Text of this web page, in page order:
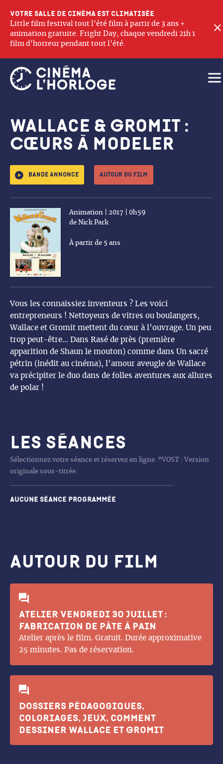
Votre salle de cinéma est climatisée
Little film festival tout l'été film à partir de 3 ans +
animation gratuite. Fright Day, chaque vendredi 21h 1
film d'horreur pendant tout l'été.
Wallace & Gromit :
Cœurs à modeler
Bande annonce Autour du film
Vous les connaissiez inventeurs ? Les voici
entrepreneurs ! Nettoyeurs de vitres ou boulangers,
Wallace et Gromit mettent du cœur à l’ouvrage. Un peu
trop peut-être… Dans Rasé de près (première
apparition de Shaun le mouton) comme dans Un sacré
pétrin (inédit au cinéma), l’amour aveugle de Wallace
va précipiter le duo dans de folles aventures aux allures
de polar !
Animation | 2017 | 0h59
de Nick Park
À partir de 5 ans
Les séances
Sélectionnez votre séance et réservez en ligne. *VOST : Version
originale sous-titrée.
Aucune séance programmée
Autour du film
Atelier vendredi 30 juillet :
fabrication de pâte à pain
Atelier après le film. Gratuit. Durée approximative
25 minutes. Pas de réservation.
Dossiers pédagogiques,
coloriages, jeux, comment
dessiner Wallace et Gromit